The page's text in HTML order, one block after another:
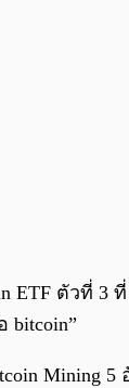
ETF ตัวที่ 3
bitcoin”
Mining 5